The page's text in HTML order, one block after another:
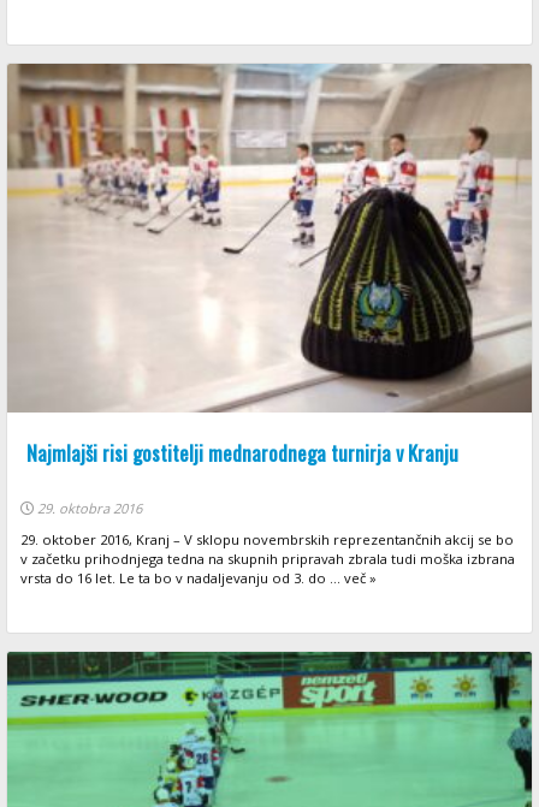
Najmlajši risi gostitelji mednarodnega turnirja v Kranju
29. oktobra 2016
29. oktober 2016, Kranj – V sklopu novembrskih reprezentančnih akcij se bo
v začetku prihodnjega tedna na skupnih pripravah zbrala tudi moška izbrana
vrsta do 16 let. Le ta bo v nadaljevanju od 3. do ... več »